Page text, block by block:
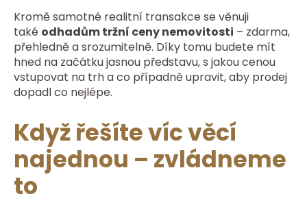
Kromě samotné realitní transakce se věnuji
také odhadům tržní ceny nemovitosti – zdarma,
přehledně a srozumitelně. Díky tomu budete mít
hned na začátku jasnou představu, s jakou cenou
vstupovat na trh a co případně upravit, aby prodej
dopadl co nejlépe.
Když řešíte víc věcí
najednou – zvládneme
to